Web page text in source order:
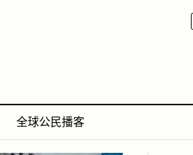
全球公民播客